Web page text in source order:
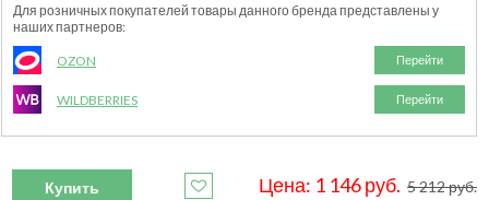
Для розничных покупателей товары данного бренда представлены у
наших партнеров:
OZON Перейти
WILDBERRIES Перейти
Купить Цена: 1 146 руб. 5 212 руб.